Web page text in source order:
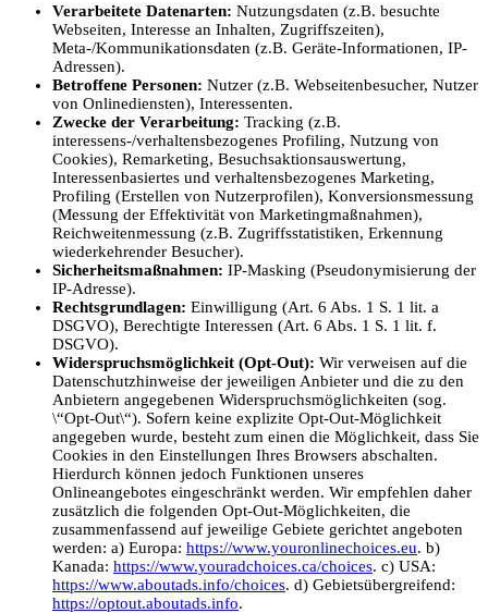
Verarbeitete Datenarten: Nutzungsdaten (z.B. besuchte
Webseiten, Interesse an Inhalten, Zugriffszeiten),
Meta-/Kommunikationsdaten (z.B. Geräte-Informationen, IP-
Adressen).
Betroffene Personen: Nutzer (z.B. Webseitenbesucher, Nutzer
von Onlinediensten), Interessenten.
Zwecke der Verarbeitung: Tracking (z.B.
interessens-/verhaltensbezogenes Profiling, Nutzung von
Cookies), Remarketing, Besuchsaktionsauswertung,
Interessenbasiertes und verhaltensbezogenes Marketing,
Profiling (Erstellen von Nutzerprofilen), Konversionsmessung
(Messung der Effektivität von Marketingmaßnahmen),
Reichweitenmessung (z.B. Zugriffsstatistiken, Erkennung
wiederkehrender Besucher).
Sicherheitsmaßnahmen: IP-Masking (Pseudonymisierung der
IP-Adresse).
Rechtsgrundlagen: Einwilligung (Art. 6 Abs. 1 S. 1 lit. a
DSGVO), Berechtigte Interessen (Art. 6 Abs. 1 S. 1 lit. f.
DSGVO).
Widerspruchsmöglichkeit (Opt-Out): Wir verweisen auf die
Datenschutzhinweise der jeweiligen Anbieter und die zu den
Anbietern angegebenen Widerspruchsmöglichkeiten (sog.
\“Opt-Out\“). Sofern keine explizite Opt-Out-Möglichkeit
angegeben wurde, besteht zum einen die Möglichkeit, dass Sie
Cookies in den Einstellungen Ihres Browsers abschalten.
Hierdurch können jedoch Funktionen unseres
Onlineangebotes eingeschränkt werden. Wir empfehlen daher
zusätzlich die folgenden Opt-Out-Möglichkeiten, die
zusammenfassend auf jeweilige Gebiete gerichtet angeboten
werden: a) Europa: https://www.youronlinechoices.eu. b)
Kanada: https://www.youradchoices.ca/choices. c) USA:
https://www.aboutads.info/choices. d) Gebietsübergreifend:
https://optout.aboutads.info.